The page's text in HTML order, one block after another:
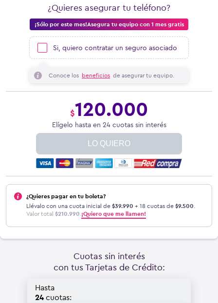
¡Sólo por este mes!Asegura tu equipo con 1 mes gratis
¿Quieres asegurar tu teléfono?
Si, quiero contratar un seguro asociado
Conoce los beneficios de asegurar tu equipo.
$120.000
Elígelo hasta en 24 cuotas sin interés
LO QUIERO
¿Quieres pagar en tu boleta?
Llévalo con una cuota inicial de $39.990 + 18 cuotas de $9.500.
Valor total $210.990.¡Quiero que me llamen!
Cuotas sin interés
con tus Tarjetas de Crédito:
Hasta
24 cuotas: